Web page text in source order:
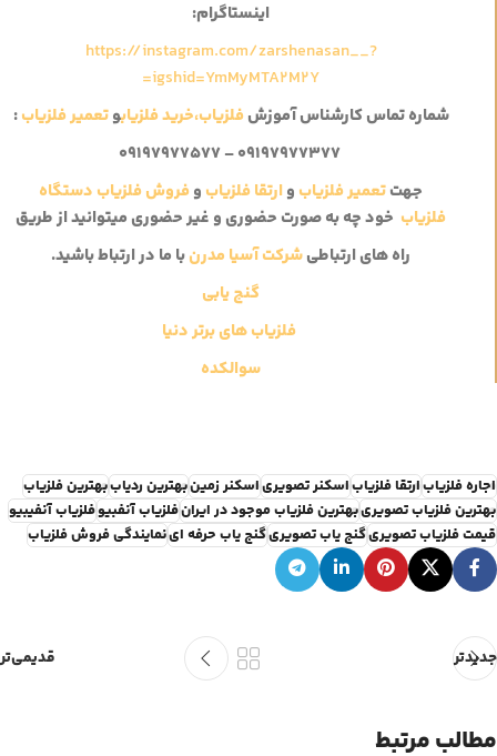
اینستاگرام:
https://instagram.com/zarshenasan__?
igshid=YmMyMTA2M2Y=
شماره تماس کارشناس آموزشفلزیاب،خرید فلزیابوتعمیر فلزیاب:
۰۹۱۹۷۹۷۷۳۷۷ – ۰۹۱۹۷۹۷۷۵۷۷
جهتتعمیر فلزیاب وارتقا فلزیاب وفروش فلزیاب دستگاه
فلزیاب خود چه به صورت حضوری و غیر حضوری میتوانید از طریق
راه های ارتباطیشرکت آسیا مدرنبا ما در ارتباط باشید.
گنج یابی
فلزیاب های برتر دنیا
سوالکده
اجاره فلزیابارتقا فلزیاباسکنر تصویریاسکنر زمینبهترین ردیاببهترین فلزیاب
بهترین فلزیاب تصویریبهترین فلزیاب موجود در ایرانفلزیاب آنفبیوفلزیاب آنفیبیو
قیمت فلزیاب تصویریگنج یاب تصویریگنج یاب حرفه اینمایندگی فروش فلزیاب
جدیدتر قدیمی‌تر
مطالب مرتبط